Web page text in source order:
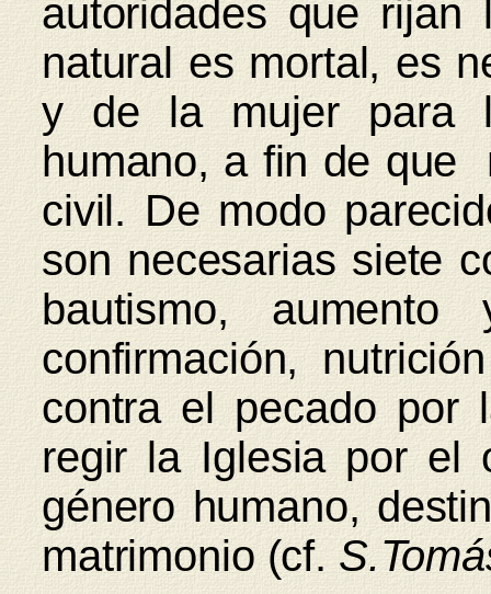
autoridades que
natural es mortal, es
y de la mujer para
humano, a fin de que
civil. De modo
son necesarias siete
bautismo,
confirmación,
contra el pecado por
regir la Iglesia por el
género humano,
matrimonio (cf.